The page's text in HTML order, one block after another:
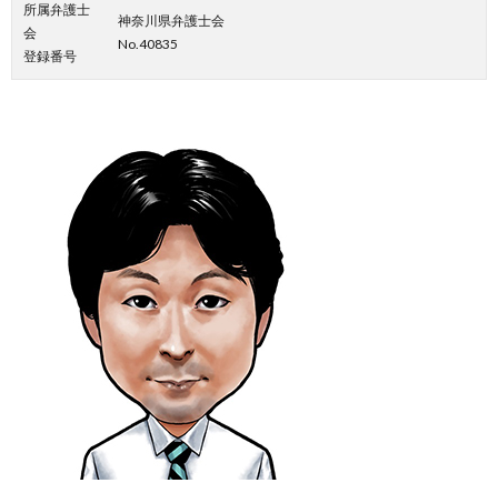
所属弁護士
会
登録番号
神奈川県弁護士会
No.40835